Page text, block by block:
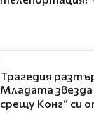
Трагедия
Младата звезда
срещу Конг“ си